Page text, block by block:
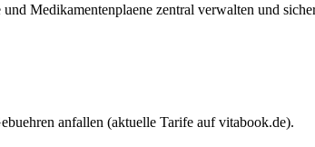
Medikamentenplaene zentral verwalten und
anfallen (aktuelle Tarife auf vitabook.de).